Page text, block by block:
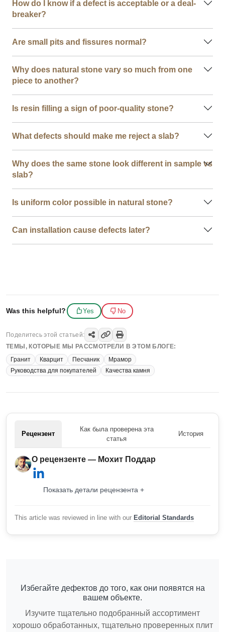
How do I know if a defect is acceptable or a deal-
breaker?
Are small pits and fissures normal?
Why does natural stone vary so much from one
piece to another?
Is resin filling a sign of poor-quality stone?
What defects should make me reject a slab?
Why does the same stone look different in sample vs
slab?
Is uniform color possible in natural stone?
Can installation cause defects later?
Was this helpful? Yes No
Поделитесь этой статьей:
ТЕМЫ, КОТОРЫЕ МЫ РАССМОТРЕЛИ В ЭТОМ БЛОГЕ:
Гранит
Кварцит Песчаник
Мрамор
Руководства для покупателей
Качества камня
Рецензент
Как была проверена эта
статья
История
О рецензенте — Мохит Поддар
Показать детали рецензента +
This article was reviewed in line with our Editorial Standards
Избегайте дефектов до того, как они появятся на
вашем объекте.
Изучите тщательно подобранный ассортимент
хорошо обработанных, тщательно проверенных плит